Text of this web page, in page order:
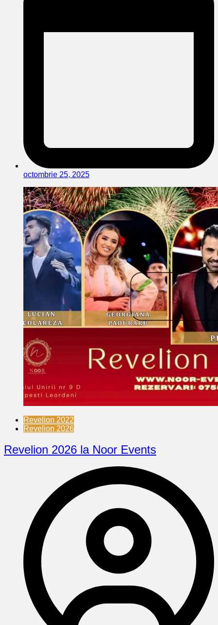
octombrie 25, 2025
Revelion 2022
Revelion 2026
Revelion 2026 la Noor Events